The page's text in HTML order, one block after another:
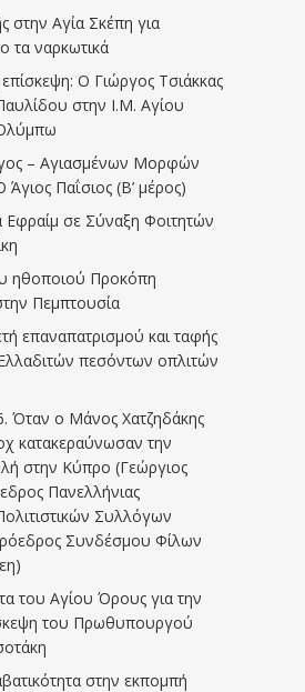
στην Αγία Σκέπη για
τα ναρκωτικά
Ο Γιώργος Τσιάκκας
στην Ι.Μ. Αγίου
– Αγιασμένων Μορφών
Παΐσιος (Β’ μέρος)
Εφραίμ σε Σύναξη Φοιτητών
ηθοποιού Προκόπη
Πεμπτουσία
επαναπατρισμού και ταφής
πεσόντων οπλιτών
Όταν ο Μάνος Χατζηδάκης
κατακεραύνωσαν την
στην Κύπρο (Γεώργιος
Πανελλήνιας
Συλλόγων
Συνδέσμου Φίλων
του Αγίου Όρους για την
του Πρωθυπουργού
στην εκπομπή